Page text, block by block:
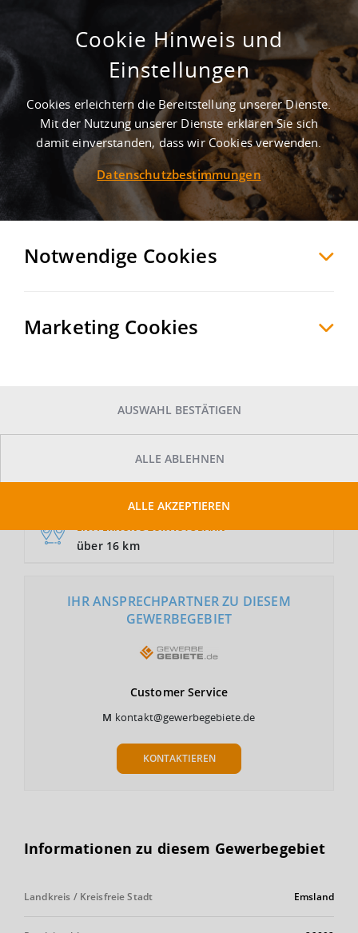
Gewerbegebiet Nord
Wippingen , Deutschland
MERKEN VERGLEICHEN EXPORT PDF
Auf Anfrage
ENTFERNUNG ZUR AUTOBAHN
über 16 km
IHR ANSPRECHPARTNER ZU DIESEM
GEWERBEGEBIET
Customer Service
M kontakt@gewerbegebiete.de
KONTAKTIEREN
Informationen zu diesem Gewerbegebiet
Landkreis / Kreisfreie Stadt Emsland
Cookie Hinweis und
Einstellungen
Cookies erleichtern die Bereitstellung unserer Dienste.
Mit der Nutzung unserer Dienste erklären Sie sich
damit einverstanden, dass wir Cookies verwenden.
Datenschutzbestimmungen
Notwendige Cookies
Marketing Cookies
AUSWAHL BESTÄTIGEN
ALLE ABLEHNEN
ALLE AKZEPTIEREN